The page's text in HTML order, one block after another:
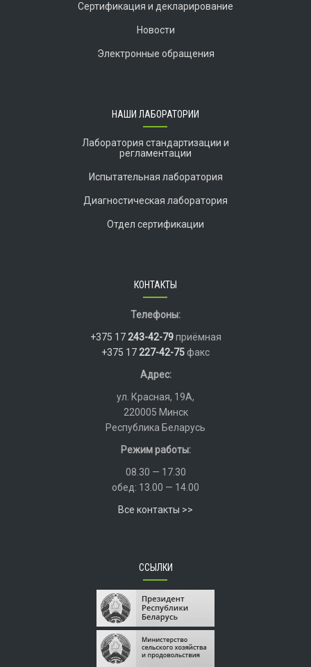
Сертификация и декларирование
Новости
Электронные обращения
НАШИ ЛАБОРАТОРИИ
Лаборатория стандартизации и
регламентации
Испытательная лаборатория
Диагностическая лаборатория
Отдел сертификации
КОНТАКТЫ
Телефоны:
+375 17243-42-79приёмная
+375 17227-42-75факс
Адрес:
ул. Красная, 19А,
220005 Минск
Республика Беларусь
Режим работы:
08.30 — 17.30
обед: 13.00 — 14.00
Все контакты >>
ССЫЛКИ